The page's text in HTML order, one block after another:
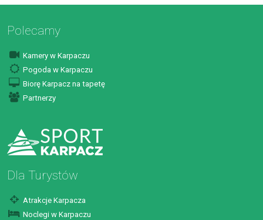
Polecamy
Kamery w Karpaczu
Pogoda w Karpaczu
Biorę Karpacz na tapetę
Partnerzy
Dla Turystów
Atrakcje Karpacza
Noclegi w Karpaczu